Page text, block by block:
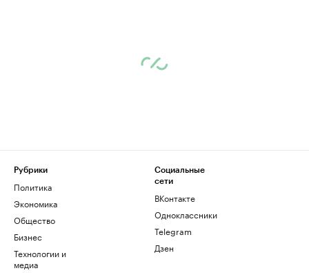
Рубрики
Политика
Экономика
Общество
Бизнес
Технологии и
медиа
Социальные
сети
ВКонтакте
Одноклассники
Telegram
Дзен